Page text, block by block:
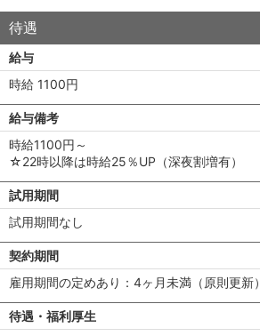
待遇
給与
時給 1100円
給与備考
時給1100円～
☆22時以降は時給25％UP（深夜割増有）
試用期間
試用期間なし
契約期間
雇用期間の定めあり：4ヶ月未満（原則更新）
待遇・福利厚生